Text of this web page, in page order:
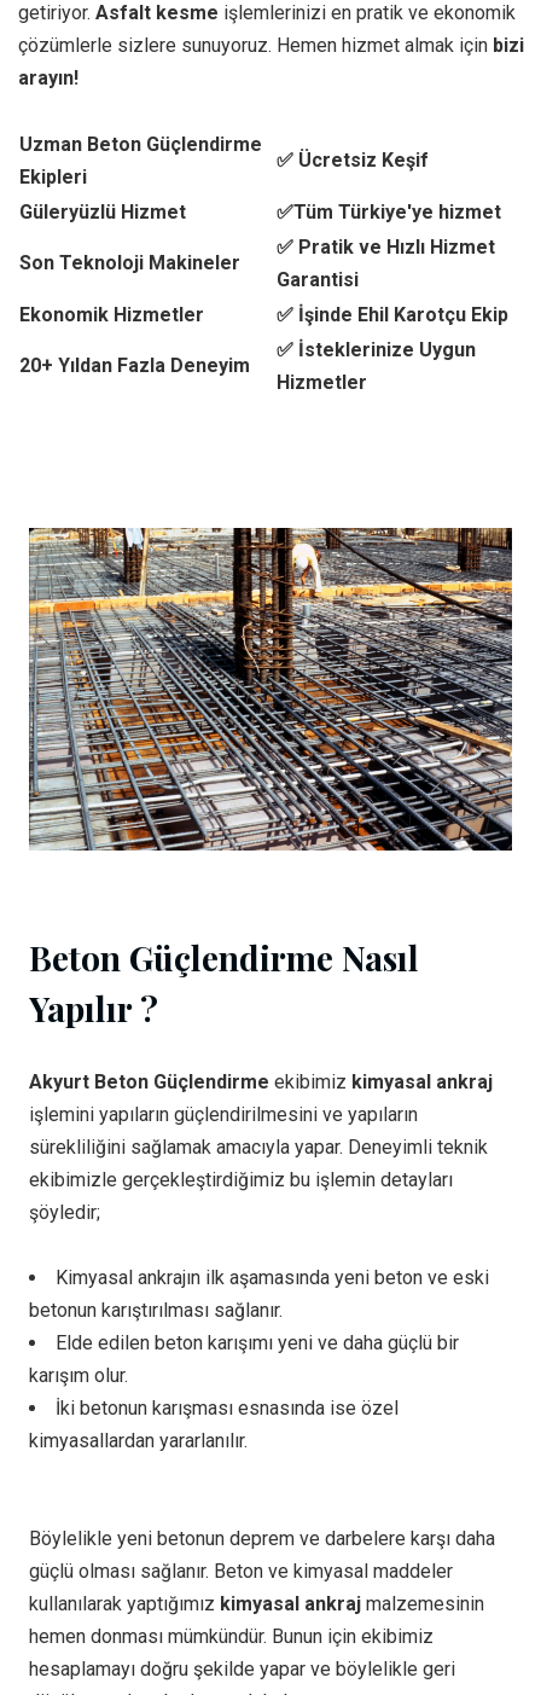
getiriyor. Asfalt kesme işlemlerinizi en pratik ve ekonomik
çözümlerle sizlere sunuyoruz. Hemen hizmet almak için bizi
arayın!
Uzman Beton Güçlendirme
Ekipleri
✅ Ücretsiz Keşif
Güleryüzlü Hizmet ✅Tüm Türkiye'ye hizmet
Son Teknoloji Makineler
✅ Pratik ve Hızlı Hizmet
Garantisi
Ekonomik Hizmetler
✅ İşinde Ehil Karotçu Ekip
20+ Yıldan Fazla Deneyim
✅ İsteklerinize Uygun
Hizmetler
Beton Güçlendirme Nasıl
Yapılır ?
Akyurt Beton Güçlendirme ekibimiz kimyasal ankraj
işlemini yapıların güçlendirilmesini ve yapıların
sürekliliğini sağlamak amacıyla yapar. Deneyimli teknik
ekibimizle gerçekleştirdiğimiz bu işlemin detayları
şöyledir;
Kimyasal ankrajın ilk aşamasında yeni beton ve eski
betonun karıştırılması sağlanır.
Elde edilen beton karışımı yeni ve daha güçlü bir
karışım olur.
İki betonun karışması esnasında ise özel
kimyasallardan yararlanılır.
Böylelikle yeni betonun deprem ve darbelere karşı daha
güçlü olması sağlanır. Beton ve kimyasal maddeler
kullanılarak yaptığımız kimyasal ankraj malzemesinin
hemen donması mümkündür. Bunun için ekibimiz
hesaplamayı doğru şekilde yapar ve böylelikle geri